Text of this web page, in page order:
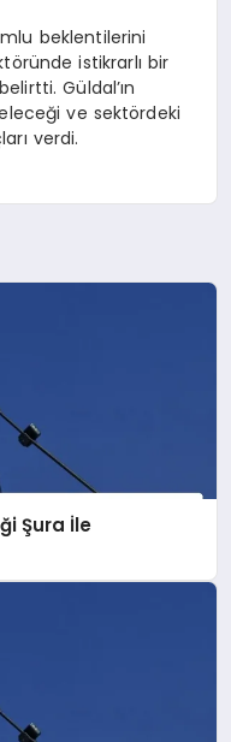
beklentilerini
istikrarlı bir
Güldal’ın
ve sektördeki
verdi.
Şura İle